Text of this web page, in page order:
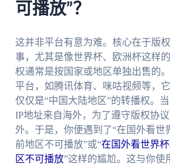
可播放”？
这并非平台有意为难。核心在于版
事，尤其是像世界杯、欧洲杯这样
权通常是按国家或地区单独出售的
平台，如腾讯体育、咪咕视频等，
仅仅是“中国大陆地区”的转播权。
IP地址来自海外，为了遵守版权协议
外。于是，你便遇到了“在国外看世
前地区不可播放”或“在国外看世界
区不可播放”这样的尴尬。这与你使